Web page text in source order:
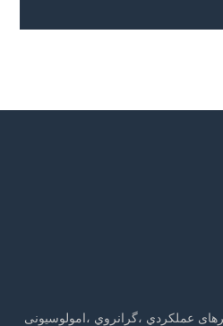
عملکردي ،گرانروي ،امولوسیونی